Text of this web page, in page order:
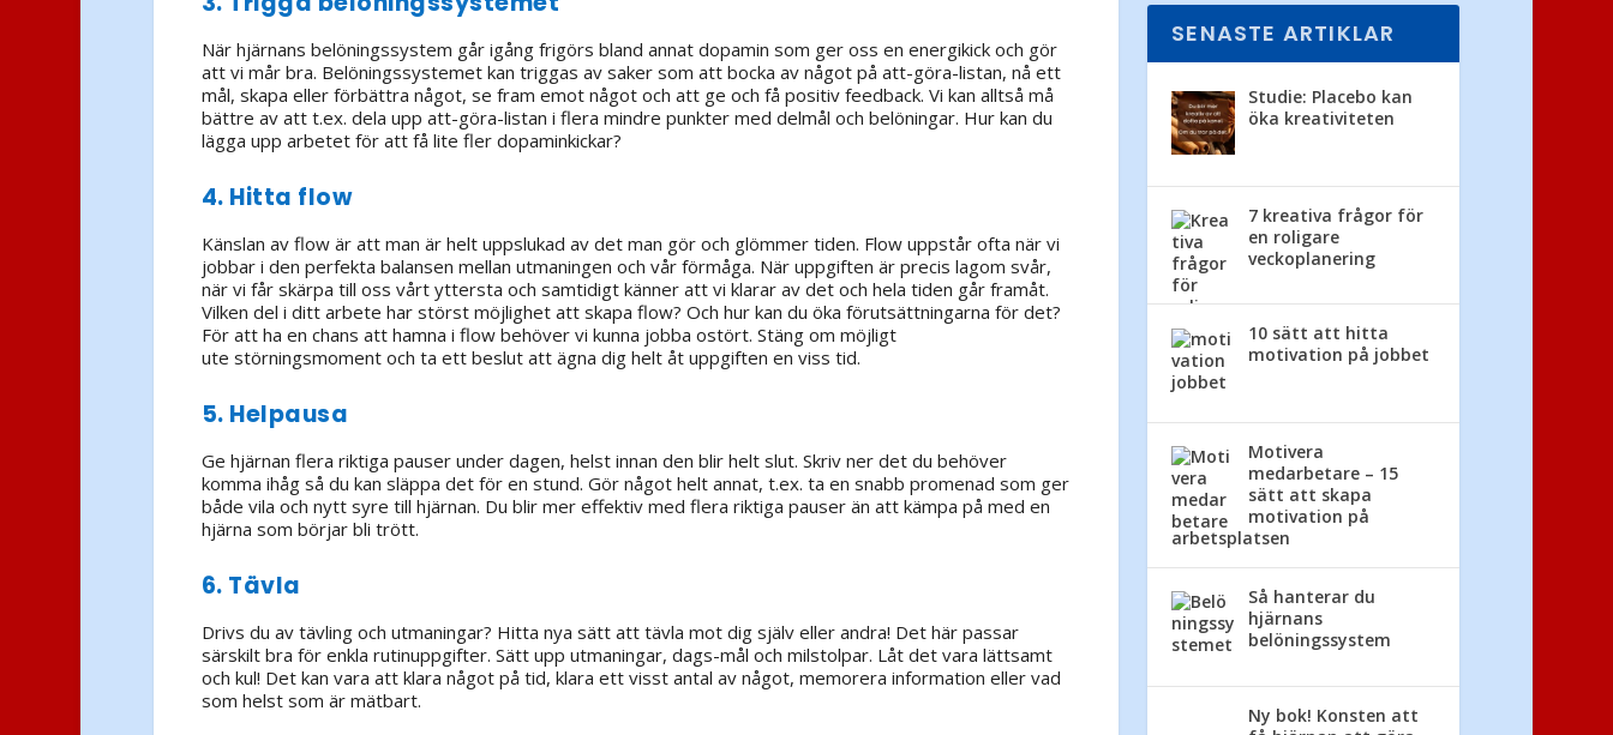
När hjärnans belöningssystem går igång frigörs bland annat dopamin som ger oss en energikick och gör
att vi mår bra. Belöningssystemet kan triggas av saker som att bocka av något på att-göra-listan, nå ett
mål, skapa eller förbättra något, se fram emot något och att ge och få positiv feedback. Vi kan alltså må
bättre av att t.ex. dela upp att-göra-listan i flera mindre punkter med delmål och belöningar. Hur kan du
lägga upp arbetet för att få lite fler dopaminkickar?
4. Hitta flow
Känslan av flow är att man är helt uppslukad av det man gör och glömmer tiden. Flow uppstår ofta när vi
jobbar i den perfekta balansen mellan utmaningen och vår förmåga. När uppgiften är precis lagom svår,
när vi får skärpa till oss vårt yttersta och samtidigt känner att vi klarar av det och hela tiden går framåt.
Vilken del i ditt arbete har störst möjlighet att skapa flow? Och hur kan du öka förutsättningarna för det?
För att ha en chans att hamna i flow behöver vi kunna jobba ostört. Stäng om möjligt
ute störningsmoment och ta ett beslut att ägna dig helt åt uppgiften en viss tid.
5. Helpausa
Ge hjärnan flera riktiga pauser under dagen, helst innan den blir helt slut. Skriv ner det du behöver
komma ihåg så du kan släppa det för en stund. Gör något helt annat, t.ex. ta en snabb promenad som ger
både vila och nytt syre till hjärnan. Du blir mer effektiv med flera riktiga pauser än att kämpa på med en
hjärna som börjar bli trött.
6. Tävla
Drivs du av tävling och utmaningar? Hitta nya sätt att tävla mot dig själv eller andra! Det här passar
särskilt bra för enkla rutinuppgifter. Sätt upp utmaningar, dags-mål och milstolpar. Låt det vara lättsamt
och kul! Det kan vara att klara något på tid, klara ett visst antal av något, memorera information eller vad
som helst som är mätbart.
SENASTE ARTIKLAR
Studie: Placebo kan
öka kreativiteten
7 kreativa frågor för
en roligare
veckoplanering
10 sätt att hitta
motivation på jobbet
Motivera
medarbetare – 15
sätt att skapa
motivation på
arbetsplatsen
Så hanterar du
hjärnans
belöningssystem
Ny bok! Konsten att